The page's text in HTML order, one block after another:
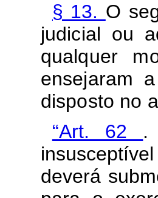
§ 13. O
judicial ou
qualquer
ensejaram
disposto no
“Art. 62 .
deverá